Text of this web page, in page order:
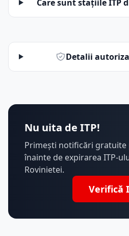
Care sunt stațiile ITP
Detalii
Nu uita de ITP!
Primești notificări gratuite
înainte de expirarea ITP-
Rovinietei.
Verifică